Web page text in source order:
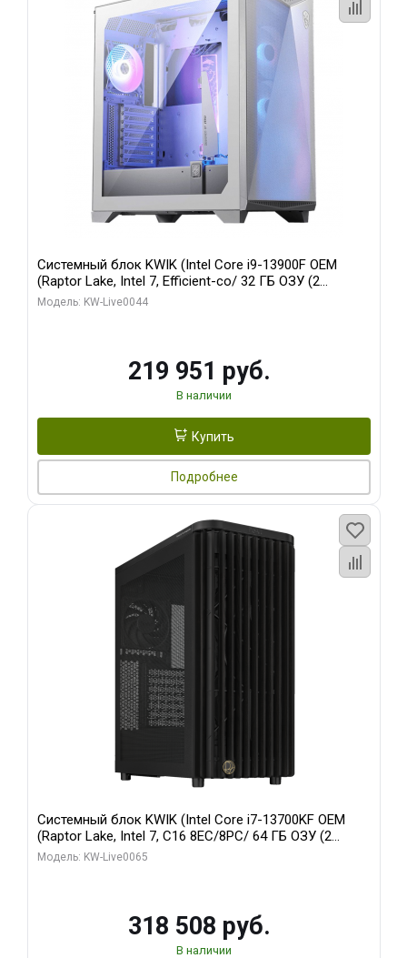
Системный блок KWIK (Intel Core i9-13900F OEM
(Raptor Lake, Intel 7, Efficient-co/ 32 ГБ ОЗУ (2
модуля)/ Gigabyte RTX5070Ti AERO OC 16GB GDDR7
Модель: KW-Live0044
219 951 руб.
В наличии
Купить
Подробнее
Системный блок KWIK (Intel Core i7-13700KF OEM
(Raptor Lake, Intel 7, C16 8EC/8PC/ 64 ГБ ОЗУ (2
модуля)/ ASUS RTX5080 PROART OC 16GB GDDR7
Модель: KW-Live0065
318 508 руб.
В наличии